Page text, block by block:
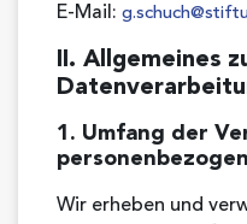
E-Mail:
II. Allgemeines
1. Umfang der
Wir erheben und